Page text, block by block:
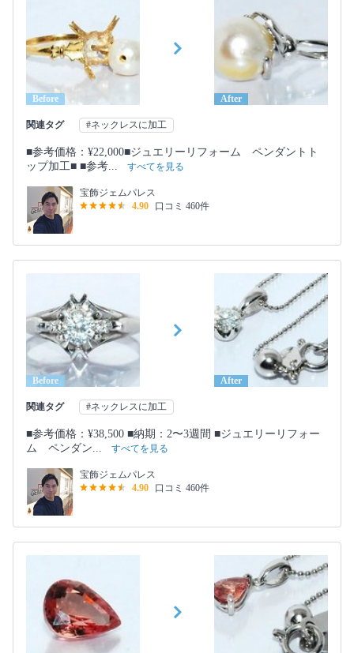
Before After
関連タグ #ネックレスに加工
■参考価格：¥22,000■ジュエリーリフォーム ペンダントト
ップ加工■ ■参考...
すべてを見る
宝飾ジェムパレス
4.90
口コミ 460件
Before After
関連タグ #ネックレスに加工
■参考価格：¥38,500 ■納期：2〜3週間 ■ジュエリーリフォー
ム ペンダン...
すべてを見る
宝飾ジェムパレス
4.90
口コミ 460件